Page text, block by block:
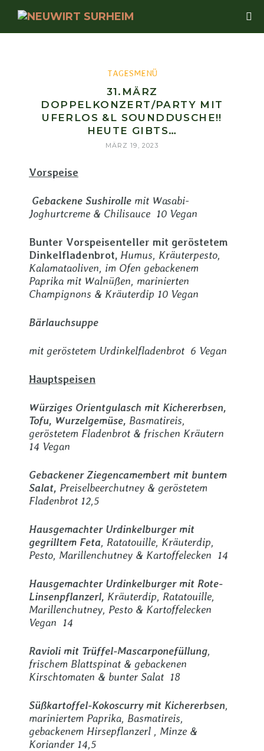
TAGESMENÜ
31.MÄRZ
DOPPELKONZERT/PARTY MIT
UFERLOS &L SOUNDDUSCHE!!
HEUTE GIBTS…
MÄRZ 19, 2023
Vorspeise
Gebackene Sushirolle mit Wasabi-
Joghurtcreme & Chilisauce 10 Vegan
Bunter Vorspeisenteller mit geröstetem
Dinkelfladenbrot, Humus, Kräuterpesto,
Kalamataoliven, im Ofen gebackenem
Paprika mit Walnüßen, marinierten
Champignons & Kräuterdip 10 Vegan
Bärlauchsuppe
mit geröstetem Urdinkelfladenbrot 6 Vegan
Hauptspeisen
Würziges Orientgulasch mit Kichererbsen,
Tofu, Wurzelgemüse, Basmatireis,
geröstetem Fladenbrot & frischen Kräutern
14 Vegan
Gebackener Ziegencamembert mit buntem
Salat, Preiselbeerchutney & geröstetem
Fladenbrot 12,5
Hausgemachter Urdinkelburger mit
gegrilltem Feta, Ratatouille, Kräuterdip,
Pesto, Marillenchutney & Kartoffelecken 14
Hausgemachter Urdinkelburger mit Rote-
Linsenpflanzerl, Kräuterdip, Ratatouille,
Marillenchutney, Pesto & Kartoffelecken
Vegan 14
Ravioli mit Trüffel-Mascarponefüllung,
frischem Blattspinat & gebackenen
Kirschtomaten & bunter Salat 18
Süßkartoffel-Kokoscurry mit Kichererbsen,
mariniertem Paprika, Basmatireis,
gebackenem Hirsepflanzerl , Minze &
Koriander 14,5